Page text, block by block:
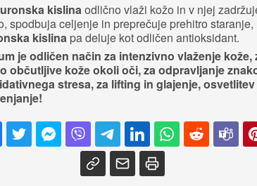
kislinaodlično vlaži kožo in v njej
spodbuja celjenje in preprečuje prehitro staranje,
kislina pa deluje kot odličen antioksidant.
je odličen način za intenzivno vlaženje kože,
občutljive kože okoli oči, za odpravljanje
stresa, za lifting in glajenje,